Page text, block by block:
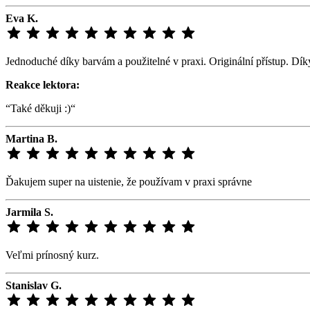
Eva K.
Jednoduché díky barvám a použitelné v praxi. Originální přístup.
Reakce lektora:
“Také děkuji :)“
Martina B.
Ďakujem super na uistenie, že používam v praxi správne
Jarmila S.
Veľmi prínosný kurz.
Stanislav G.